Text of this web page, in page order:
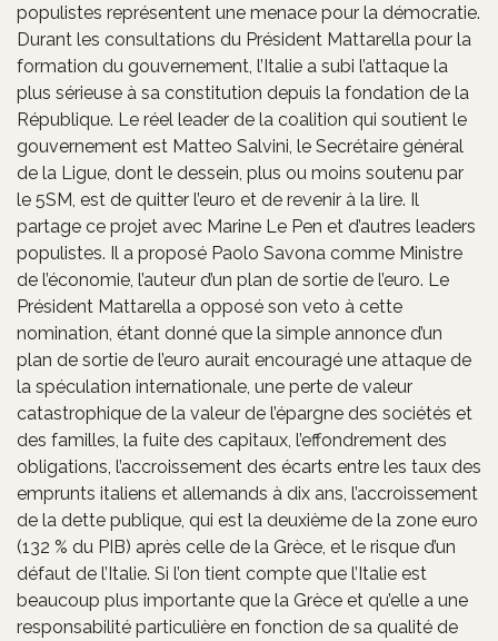
populistes représentent une menace pour la démocratie.
Durant les consultations du Président Mattarella pour la
formation du gouvernement, l’Italie a subi l’attaque la
plus sérieuse à sa constitution depuis la fondation de la
République. Le réel leader de la coalition qui soutient le
gouvernement est Matteo Salvini, le Secrétaire général
de la Ligue, dont le dessein, plus ou moins soutenu par
le 5SM, est de quitter l’euro et de revenir à la lire. Il
partage ce projet avec Marine Le Pen et d’autres leaders
populistes. Il a proposé Paolo Savona comme Ministre
de l’économie, l’auteur d’un plan de sortie de l’euro. Le
Président Mattarella a opposé son veto à cette
nomination, étant donné que la simple annonce d’un
plan de sortie de l’euro aurait encouragé une attaque de
la spéculation internationale, une perte de valeur
catastrophique de la valeur de l’épargne des sociétés et
des familles, la fuite des capitaux, l’effondrement des
obligations, l’accroissement des écarts entre les taux des
emprunts italiens et allemands à dix ans, l’accroissement
de la dette publique, qui est la deuxième de la zone euro
(132 % du PIB) après celle de la Grèce, et le risque d’un
défaut de l’Italie. Si l’on tient compte que l’Italie est
beaucoup plus importante que la Grèce et qu’elle a une
responsabilité particulière en fonction de sa qualité de